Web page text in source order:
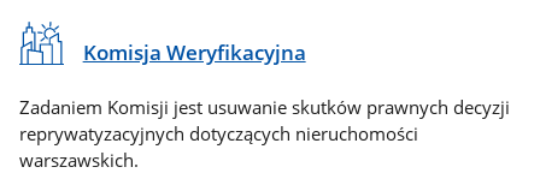
Komisja Weryfikacyjna
Zadaniem Komisji jest usuwanie skutków prawnych decyzji
reprywatyzacyjnych dotyczących nieruchomości
warszawskich.